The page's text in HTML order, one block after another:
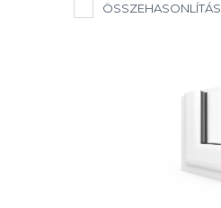
ÖSSZEHASONLÍTÁS